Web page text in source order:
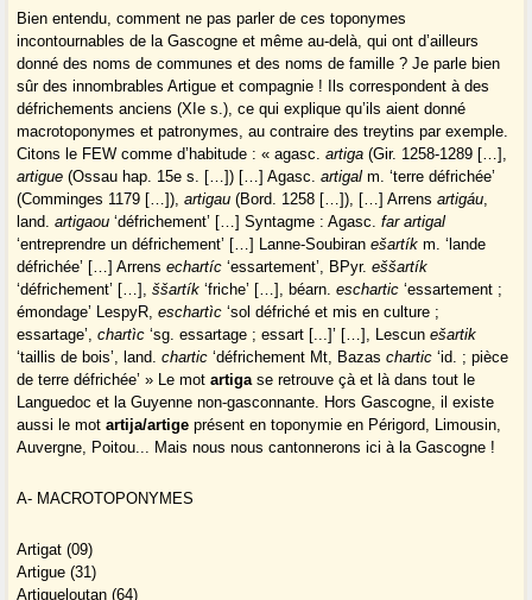
Bien entendu, comment ne pas parler de ces toponymes
incontournables de la Gascogne et même au-delà, qui ont d’ailleurs
donné des noms de communes et des noms de famille ? Je parle bien
sûr des innombrables Artigue et compagnie ! Ils correspondent à des
défrichements anciens (XIe s.), ce qui explique qu’ils aient donné
macrotoponymes et patronymes, au contraire des treytins par exemple.
Citons le FEW comme d’habitude : « agasc.artiga (Gir. 1258-1289 […],
artigue (Ossau hap. 15e s. […]) […] Agasc.artigal m. ‘terre défrichée’
(Comminges 1179 […]),artigau (Bord. 1258 […]), […] Arrensartigáu,
land.artigaou ‘défrichement’ […] Syntagme : Agasc.far artigal
‘entreprendre un défrichement’ […] Lanne-Soubiranešartík m. ‘lande
défrichée’ […] Arrensechartíc ‘essartement’, BPyr.eššartík
‘défrichement’ […],ššartík ‘friche’ […], béarn.eschartic ‘essartement ;
émondage’ LespyR,eschartìc ‘sol défriché et mis en culture ;
essartage’,chartìc ‘sg. essartage ; essart [...]’ […], Lescunešartik
‘taillis de bois’, land.chartic ‘défrichement Mt, Bazaschartic ‘id. ; pièce
de terre défrichée’ » Le motartigase retrouve çà et là dans tout le
Languedoc et la Guyenne non-gasconnante. Hors Gascogne, il existe
aussi le motartija/artige présent en toponymie en Périgord, Limousin,
Auvergne, Poitou... Mais nous nous cantonnerons ici à la Gascogne !
A- MACROTOPONYMES
Artigat (09)
Artigue (31)
Artigueloutan (64)